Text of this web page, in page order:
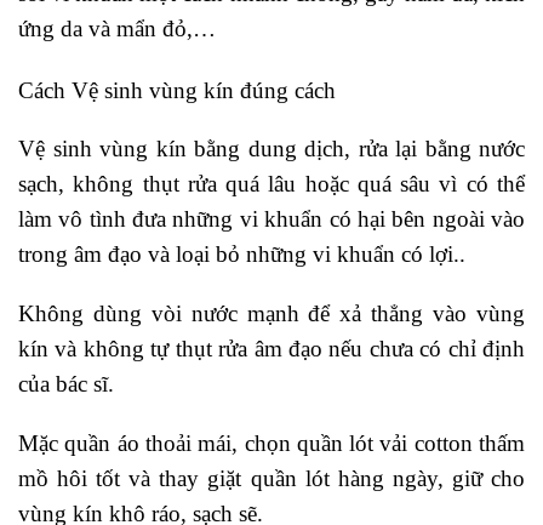
ứng da và mẩn đỏ,…
Cách Vệ sinh vùng kín đúng cách
Vệ sinh vùng kín bằng dung dịch, rửa lại bằng nước
sạch, không thụt rửa quá lâu hoặc quá sâu vì có thể
làm vô tình đưa những vi khuẩn có hại bên ngoài vào
trong âm đạo và loại bỏ những vi khuẩn có lợi..
Không dùng vòi nước mạnh để xả thẳng vào vùng
kín và không tự thụt rửa âm đạo nếu chưa có chỉ định
của bác sĩ.
Mặc quần áo thoải mái, chọn quần lót vải cotton thấm
mồ hôi tốt và thay giặt quần lót hàng ngày, giữ cho
vùng kín khô ráo, sạch sẽ.